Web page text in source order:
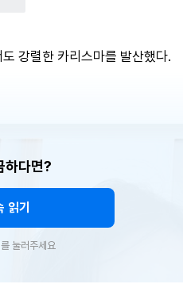
강렬한 카리스마를 발산했다.
하다면?
읽기
눌러주세요